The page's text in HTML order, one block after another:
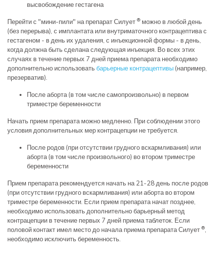
высвобождение гестагена
Перейти с "мини-пили" на препарат Силует ® можно в любой день
(без перерыва), с имплантата или внутриматочного контрацептива с
гестагеном - в день их удаления, с инъекционной формы - в день,
когда должна быть сделана следующая инъекция. Во всех этих
случаях в течение первых 7 дней приема препарата необходимо
дополнительно использоватьбарьерные контрацептивы (например,
презерватив).
После аборта (в том числе самопроизвольно) в первом
триместре беременности
Начать прием препарата можно медленно. При соблюдении этого
условия дополнительных мер контрацепции не требуется.
После родов (при отсутствии грудного вскармливания) или
аборта (в том числе произвольного) во втором триместре
беременности
Прием препарата рекомендуется начать на 21-28 день после родов
(при отсутствии грудного вскармливания) или аборта во втором
триместре беременности. Если прием препарата начат позднее,
необходимо использовать дополнительно барьерный метод
контрацепции в течение первых 7 дней приема таблеток. Если
половой контакт имел место до начала приема препарата Силует ®
необходимо исключить беременность.